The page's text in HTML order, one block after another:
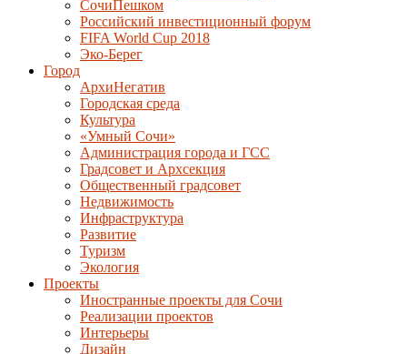
СочиПешком
Российский инвестиционный форум
FIFA World Cup 2018
Эко-Берег
Город
АрхиНегатив
Городская среда
Культура
«Умный Сочи»
Администрация города и ГСС
Градсовет и Архсекция
Общественный градсовет
Недвижимость
Инфраструктура
Развитие
Туризм
Экология
Проекты
Иностранные проекты для Сочи
Реализации проектов
Интерьеры
Дизайн